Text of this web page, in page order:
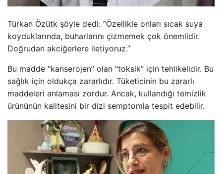
Türkan Özütk şöyle dedi: “Özellikle onları sıcak suya
koyduklarında, buharlarını çizmemek çok önemlidir.
Doğrudan akciğerlere iletiyoruz.”
Bu madde “kanserojen” olan “toksik” için tehlikelidir. Bu
sağlık için oldukça zararlıdır. Tüketicinin bu zararlı
maddeleri anlaması zordur. Ancak, kullandığı temizlik
ürününün kalitesini bir dizi semptomla tespit edebilir.